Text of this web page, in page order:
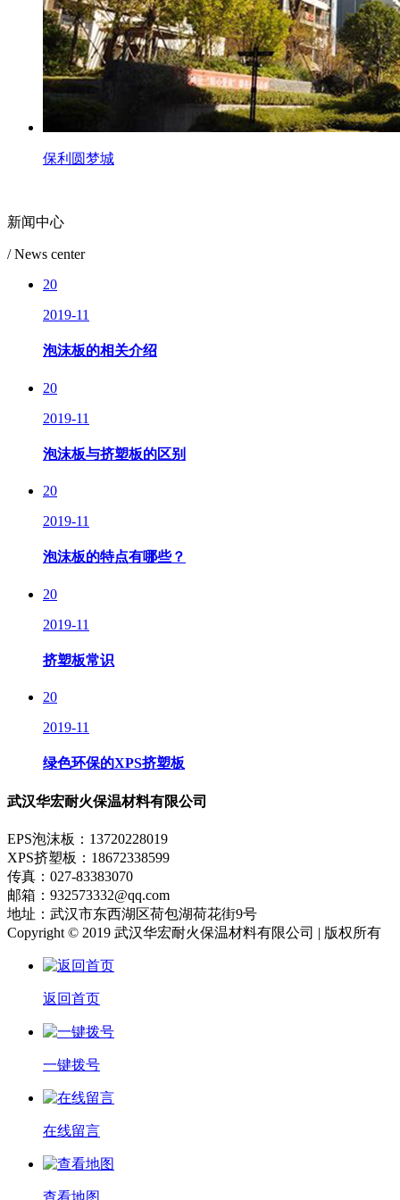
保利圆梦城
新闻中心
/ News center
20
2019-11
泡沫板的相关介绍
20
2019-11
泡沫板与挤塑板的区别
20
2019-11
泡沫板的特点有哪些？
20
2019-11
挤塑板常识
20
2019-11
绿色环保的XPS挤塑板
武汉华宏耐火保温材料有限公司
EPS泡沫板：13720228019
XPS挤塑板：18672338599
传真：027-83383070
邮箱：932573332@qq.com
地址：武汉市东西湖区荷包湖荷花街9号
Copyright © 2019 武汉华宏耐火保温材料有限公司 | 版权所有
返回首页
一键拨号
在线留言
查看地图